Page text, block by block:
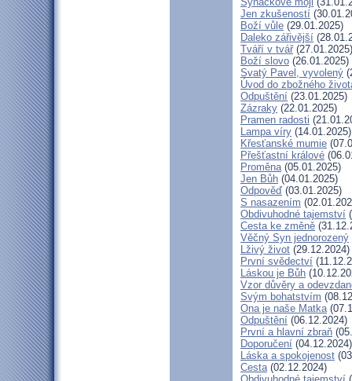
Jen zkušeností
Boží vůle (29.01.2025)
Daleko zářivější
Tváří v tvář(27.01.2025)
Boží slovo (26.01.2025)
Svatý Pavel, vyvolený
Úvod do zbožného
Odpuštění (23.01.2025)
Zázraky (22.01.2025)
Pramen radosti
Lampa víry (14.01.2025)
Křesťanské mumie
Přešťastní králové
Proměna(05.01.2025)
Jen Bůh (04.01.2025)
Odpověď (03.01.2025)
S nasazením
Obdivuhodné tajemství
Cesta ke změně
Věčný Syn jednorozený
Lživý život (29.12.2024)
První svědectví
Láskou je Bůh
Vzor důvěry a
Svým bohatstvím
Ona je naše Matka
Odpuštění (06.12.2024)
První a hlavní zbraň
Doporučení (04.12.2024)
Láska a spokojenost
Cesta(02.12.2024)